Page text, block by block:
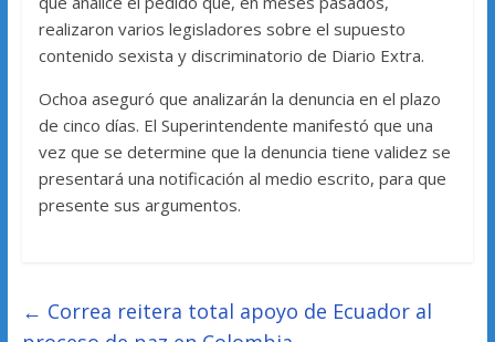
realizaron varios legisladores sobre el supuesto
contenido sexista y discriminatorio de Diario Extra.
Ochoa aseguró que analizarán la denuncia en el plazo
de cinco días. El Superintendente manifestó que una
vez que se determine que la denuncia tiene validez se
presentará una notificación al medio escrito, para que
presente sus argumentos.
← Correa reitera total apoyo de Ecuador al